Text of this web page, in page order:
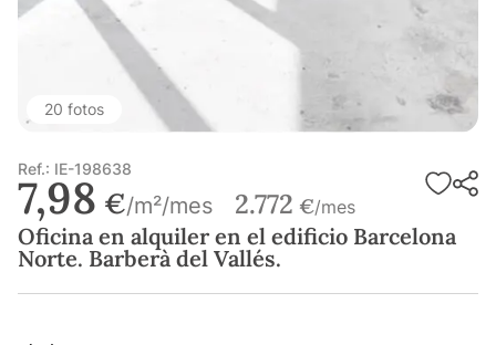
20 fotos
Ref.: IE-198638
7,98 €/m²/mes 2.772 €/mes
Oficina en alquiler en el edificio Barcelona
Norte. Barberà del Vallés.